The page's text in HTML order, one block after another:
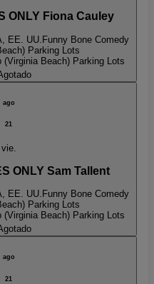
ONLY Fiona Cauley
EE. UU. Funny Bone Comedy
Parking Lots
(Virginia Beach) Parking Lots
ago
21
vie.
ONLY Sam Tallent
EE. UU. Funny Bone Comedy
Parking Lots
(Virginia Beach) Parking Lots
ago
21